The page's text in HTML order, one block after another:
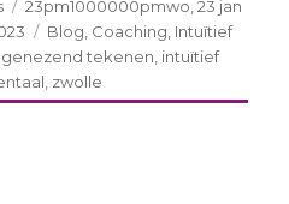
Geplaatst
op
23pm1000000pmwo, 23 jan
Categorieën
Blog Coaching Intuïtief
genezend tekenen intuïtief
zwolle